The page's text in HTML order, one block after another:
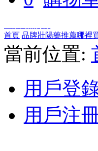
首頁 品牌壯陽藥推薦哪裡
當前位置:
用戶登
用戶注